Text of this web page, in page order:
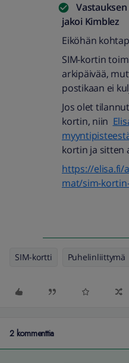
jakoi Kimblez
Eiköhän
SIM-kortin
arkipäivää,
postikaan ei
Jos olet
kortin, niin
kortin ja sitten
https://elisa.fi/
mat/sim-
SIM-kortti Puhelinliittymä
2 kommenttia